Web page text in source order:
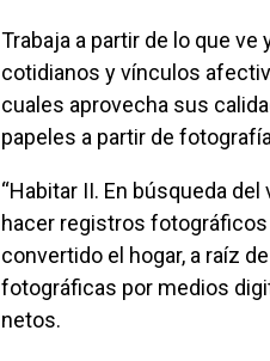
Trabaja a partir de lo que ve y siente en la naturaleza y en la sociedad, sus viajes
cotidianos y vínculos
cuales aprovecha sus
papeles a partir de
“Habitar II. En búsqueda del verdadero ser” es un proceso de trabajo consistente en
hacer registros
convertido el hogar, a raíz
fotográficas por medios
netos.